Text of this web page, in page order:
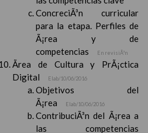
ConcreciÃ³n curricular
para la etapa. Perfiles de
Ã¡rea y de
competencias
En revisiÃ³n
Ãrea de Cultura y PrÃ¡ctica
Digital
Elab/10/06/2016
Objetivos del
Ã¡rea
Elab/10/06/2016
ContribuciÃ³n del Ã¡rea a
las competencias